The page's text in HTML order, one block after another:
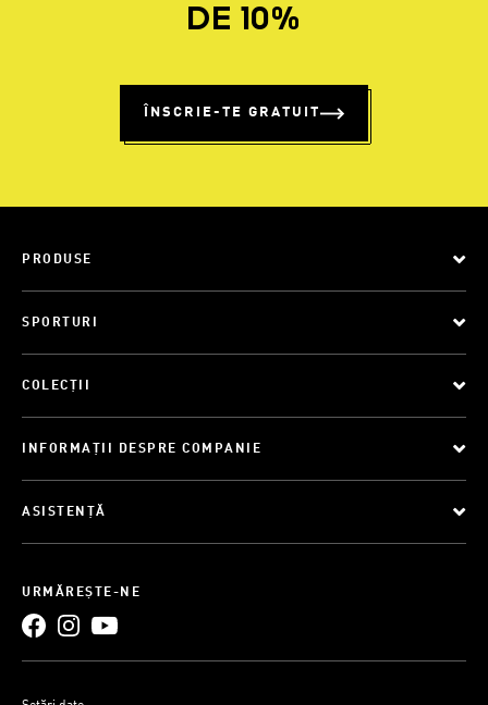
DE 10%
ÎNSCRIE-TE GRATUIT
PRODUSE
SPORTURI
COLECȚII
INFORMAȚII DESPRE COMPANIE
ASISTENȚĂ
URMĂREȘTE-NE